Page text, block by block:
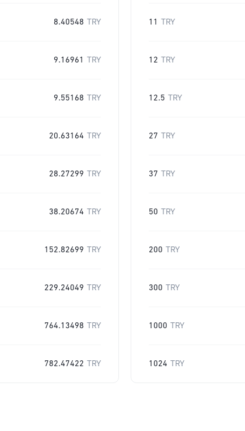
8.40548 TRY
9.16961 TRY
9.55168 TRY
20.63164 TRY
28.27299 TRY
38.20674 TRY
152.82699 TRY
229.24049 TRY
764.13498 TRY
782.47422 TRY
11 TRY
12 TRY
12.5 TRY
27 TRY
37 TRY
50 TRY
200 TRY
300 TRY
1000 TRY
1024 TRY